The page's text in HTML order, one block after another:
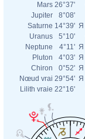
Mars 26°37'
Jupiter
8°08'
Saturne 14°39' Я
Uranus
5°10'
Neptune
4°11' Я
Pluton
4°03' Я
Chiron
0°52' Я
Nœud vrai 29°54' Я
Lilith vraie 22°16'